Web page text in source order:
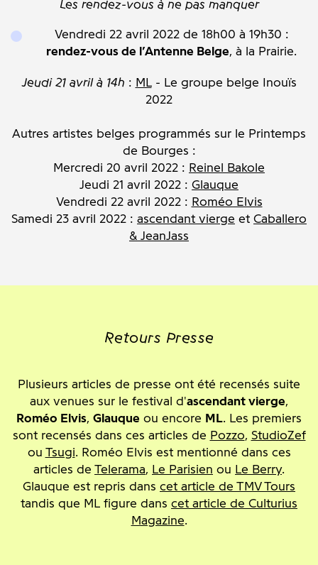
Les rendez-vous à ne pas manquer
Vendredi 22 avril 2022 de 18h00 à 19h30 :
rendez-vous de l’Antenne Belge, à la Prairie.
Jeudi 21 avril à 14h : ML- Le groupe belge Inouïs
2022
Autres artistes belges programmés sur le Printemps
de Bourges :
Mercredi 20 avril 2022 : Reinel Bakole
Jeudi 21 avril 2022 : Glauque
Vendredi 22 avril 2022 : Roméo Elvis
Samedi 23 avril 2022 : ascendant vierge et Caballero
& JeanJass
Retours Presse
Plusieurs articles de presse ont été recensés suite
aux venues sur le festival d'ascendant vierge,
Roméo Elvis, Glauque ou encore ML. Les premiers
sont recensés dans ces articles de Pozzo, StudioZef
ou Tsugi. Roméo Elvis est mentionné dans ces
articles de Telerama, Le Parisien ou Le Berry.
Glauque est repris dans cet article de TMV Tours
tandis que ML figure dans cet article de Culturius
Magazine.